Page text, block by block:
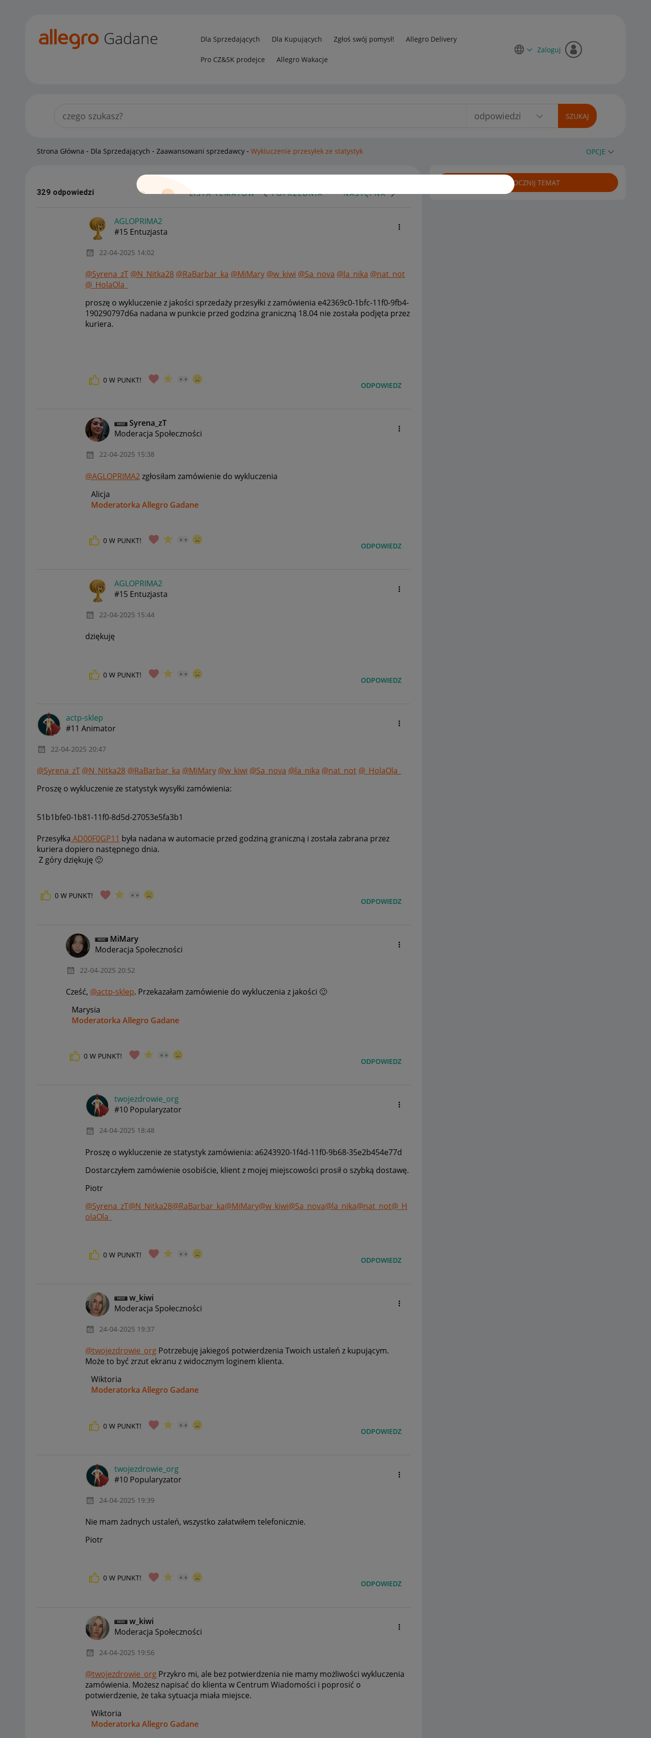
Gadane Dla Sprzedających Dla Kupujących Zgłoś swój pomysł! Allegro Delivery
Pro CZ&SK prodejce Allegro Wakacje
Zaloguj
Strona Główna Dla Sprzedających Zaawansowani sprzedawcy Wykluczenie przesyłek ze statystyk OPCJE
LISTA TEMATÓW POPRZEDNIA NASTĘPNA
329 odpowiedzi
AGLOPRIMA2
#15 Entuzjasta
‎22-04-2025 14:02
@Syrena_zT @N_Nitka28 @RaBarbar_ka @MiMary @w_kiwi @Sa_nova @la_nika @nat_not
@_HolaOla_
proszę o wykluczenie z jakości sprzedaży przesyłki z zamówienia e42369c0-1bfc-11f0-9fb4-
190290797d6a nadana w punkcie przed godzina graniczną 18.04 nie została podjęta przez
kuriera.
0 W PUNKT!
ODPOWIEDZ
Syrena_zT
Moderacja Społeczności
‎22-04-2025 15:38
@AGLOPRIMA2zgłosiłam zamówienie do wykluczenia
Alicja
Moderatorka Allegro Gadane
0 W PUNKT!
ODPOWIEDZ
AGLOPRIMA2
#15 Entuzjasta
‎22-04-2025 15:44
dziękuję
0 W PUNKT!
ODPOWIEDZ
actp-sklep
#11 Animator
‎22-04-2025 20:47
@Syrena_zT @N_Nitka28 @RaBarbar_ka @MiMary @w_kiwi @Sa_nova @la_nika @nat_not @_HolaOla_
Proszę o wykluczenie ze statystyk wysyłki zamówienia:
51b1bfe0-1b81-11f0-8d5d-27053e5fa3b1
Przesyłka AD00F0GP11 była nadana w automacie przed godziną graniczną i została zabrana przez
kuriera dopiero następnego dnia.
Z góry dziękuję 🙂
0 W PUNKT!
ODPOWIEDZ
MiMary
Moderacja Społeczności
‎22-04-2025 20:52
Cześć, @actp-sklep. Przekazałam zamówienie do wykluczenia z jakości 🙂
Marysia
Moderatorka Allegro Gadane
0 W PUNKT!
ODPOWIEDZ
twojezdrowie_org
#10 Popularyzator
‎24-04-2025 18:48
Proszę o wykluczenie ze statystyk zamówienia: a6243920-1f4d-11f0-9b68-35e2b454e77d
Dostarczyłem zamówienie osobiście, klient z mojej miejscowości prosił o szybką dostawę.
Piotr
@Syrena_zT@N_Nitka28@RaBarbar_ka@MiMary@w_kiwi@Sa_nova@la_nika@nat_not@_H
olaOla_
0 W PUNKT!
ODPOWIEDZ
w_kiwi
Moderacja Społeczności
‎24-04-2025 19:37
@twojezdrowie_org Potrzebuję jakiegoś potwierdzenia Twoich ustaleń z kupującym.
Może to być zrzut ekranu z widocznym loginem klienta.
Wiktoria
Moderatorka Allegro Gadane
0 W PUNKT!
ODPOWIEDZ
twojezdrowie_org
#10 Popularyzator
‎24-04-2025 19:39
Nie mam żadnych ustaleń, wszystko załatwiłem telefonicznie.
Piotr
0 W PUNKT!
ODPOWIEDZ
w_kiwi
Moderacja Społeczności
‎24-04-2025 19:56
@twojezdrowie_org Przykro mi, ale bez potwierdzenia nie mamy możliwości wykluczenia
zamówienia. Możesz napisać do klienta w Centrum Wiadomości i poprosić o
potwierdzenie, że taka sytuacja miała miejsce.
Wiktoria
Moderatorka Allegro Gadane
ROZPOCZNIJ TEMAT